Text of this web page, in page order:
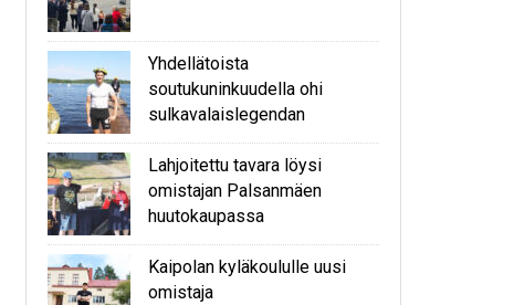
Yhdellätoista
soutukuninkuudella ohi
sulkavalaislegendan
Lahjoitettu tavara löysi
omistajan Palsanmäen
huutokaupassa
Kaipolan kyläkoululle uusi
omistaja